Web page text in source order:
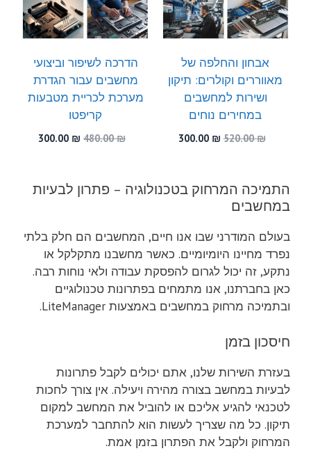
אבחון והחלפה של
מאווררים וקולרים: תיקון
ושירות למחשבים
במחירים נוחים
520.00₪
המחיר
300.00 ₪
300.00 ₪.
הדרכה לשיפור וביצועי
מחשבים עבור הגדרת
מערכת לכריית מטבעות
קריפטו
480.00₪
המחיר
480.00 ₪.
300.00 ₪
המחיר
התמיכה המרחוק בטכנולוגיה – פתרון לבעיות
במחשבים
בעולם המודרני שבו אנו חיים, המחשבים הם חלק בלתי
נפרד מחיינו היומיומיים. כאשר מחשבנו מתקלקל או
נתקע, זה יכול לגרום להפסקת עבודה ולאי נוחות רבה.
כאן בחברתנו, אנו מתמחים בפתרונות טכנולוגיים
ובתמיכה מרחוק במחשבים באמצעות LiteManager.
חיסכון בזמן
בעזרת השירות שלנו, אתם יכולים לקבל פתרונות
לבעיות במחשב בצורה מהירה ויעילה. אין צורך לחכות
לטכנאי להגיע אליכם או להוביל את המחשב למקום
תיקון. כל מה שצריך לעשות הוא להתחבר למערכת
המרחוק ולקבל את הפתרון בזמן אמת.